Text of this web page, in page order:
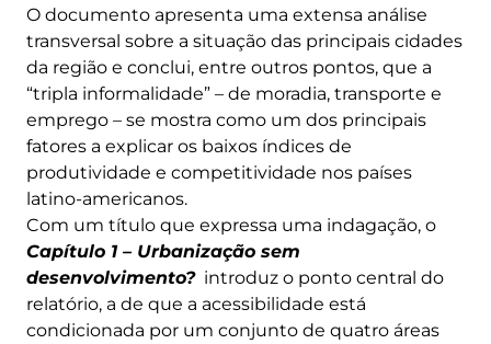
O documento apresenta uma extensa análise
transversal sobre a situação das principais cidades
da região e conclui, entre outros pontos, que a
“tripla informalidade” – de moradia, transporte e
emprego – se mostra como um dos principais
fatores a explicar os baixos índices de
produtividade e competitividade nos países
latino-americanos.
Com um título que expressa uma indagação, o
Capítulo 1 – Urbanização sem
desenvolvimento?introduz o ponto central do
relatório, a de que a acessibilidade está
condicionada por um conjunto de quatro áreas